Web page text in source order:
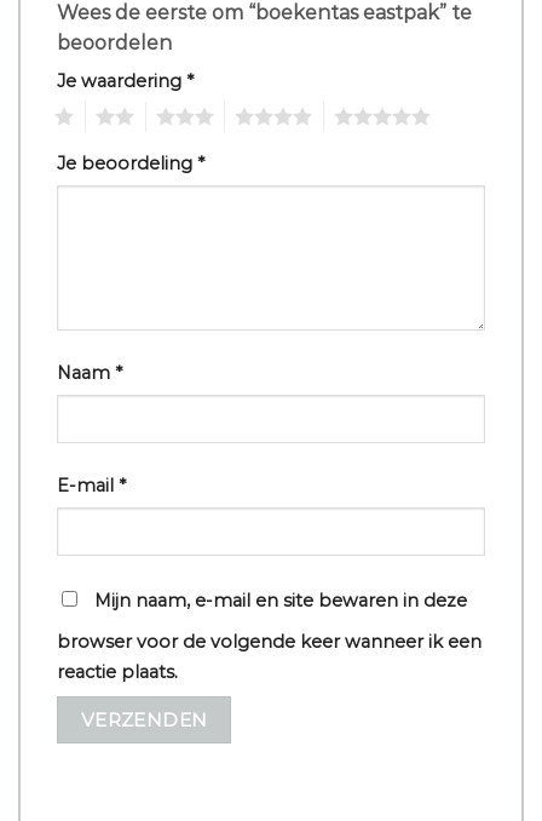
Wees de eerste om “boekentas eastpak” te
beoordelen
Je waardering *
Je beoordeling *
Naam *
E-mail *
Mijn naam, e-mail en site bewaren in deze
browser voor de volgende keer wanneer ik een
reactie plaats.